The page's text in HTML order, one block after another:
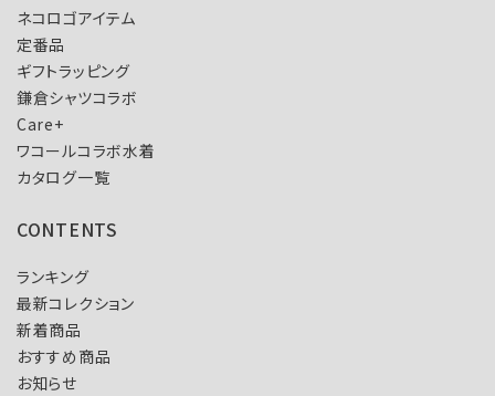
ネコロゴアイテム
定番品
ギフトラッピング
鎌倉シャツコラボ
Care+
ワコールコラボ水着
カタログ一覧
CONTENTS
ランキング
最新コレクション
新着商品
おすすめ商品
お知らせ